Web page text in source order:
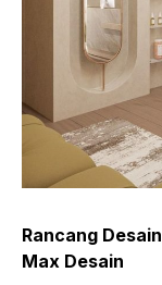
Rancang
Max Desain